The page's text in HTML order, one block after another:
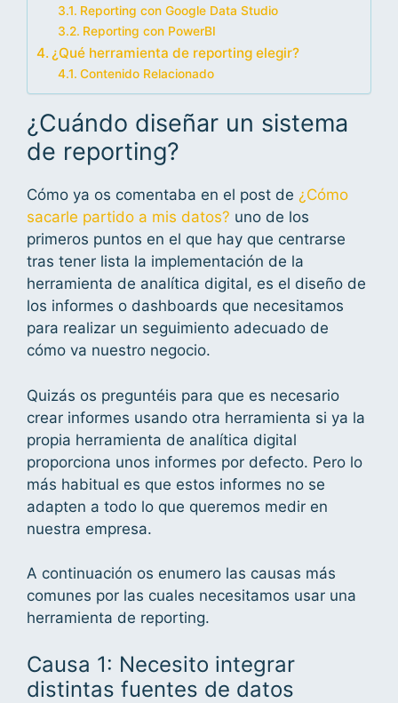
Reporting con Google Data Studio
Reporting con PowerBI
¿Qué herramienta de reporting elegir?
Contenido Relacionado
¿Cuándo diseñar un sistema
de reporting?
Cómo ya os comentaba en el post de ¿Cómo
sacarle partido a mis datos? uno de los
primeros puntos en el que hay que centrarse
tras tener lista la implementación de la
herramienta de analítica digital, es el diseño de
los informes o dashboards que necesitamos
para realizar un seguimiento adecuado de
cómo va nuestro negocio.
Quizás os preguntéis para que es necesario
crear informes usando otra herramienta si ya la
propia herramienta de analítica digital
proporciona unos informes por defecto. Pero lo
más habitual es que estos informes no se
adapten a todo lo que queremos medir en
nuestra empresa.
A continuación os enumero las causas más
comunes por las cuales necesitamos usar una
herramienta de reporting.
Causa 1: Necesito integrar
distintas fuentes de datos